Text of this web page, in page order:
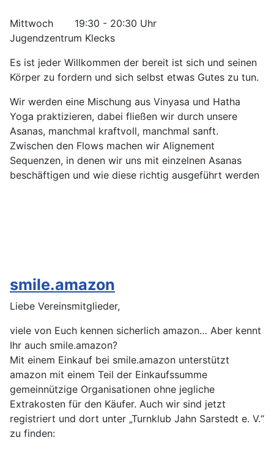
Mittwoch 19:30 - 20:30 Uhr
Jugendzentrum Klecks
Es ist jeder Willkommen der bereit ist sich und seinen
Körper zu fordern und sich selbst etwas Gutes zu tun.
Wir werden eine Mischung aus Vinyasa und Hatha
Yoga praktizieren, dabei fließen wir durch unsere
Asanas, manchmal kraftvoll, manchmal sanft.
Zwischen den Flows machen wir Alignement
Sequenzen, in denen wir uns mit einzelnen Asanas
beschäftigen und wie diese richtig ausgeführt werden
smile.amazon
Liebe Vereinsmitglieder,
viele von Euch kennen sicherlich amazon… Aber kennt
Ihr auch smile.amazon?
Mit einem Einkauf bei smile.amazon unterstützt
amazon mit einem Teil der Einkaufssumme
gemeinnützige Organisationen ohne jegliche
Extrakosten für den Käufer. Auch wir sind jetzt
registriert und dort unter „Turnklub Jahn Sarstedt e. V.“
zu finden: